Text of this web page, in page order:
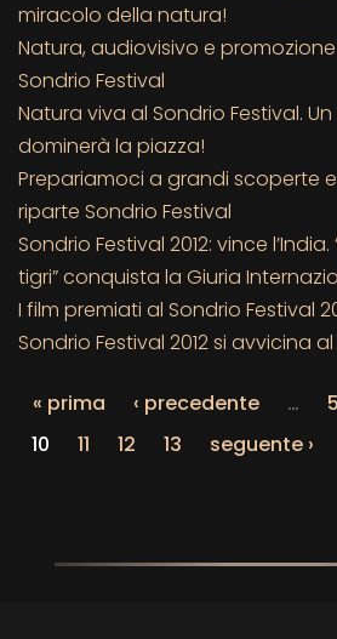
miracolo della natura!
Natura, audiovisivo e
Sondrio Festival
Natura viva al Sondrio Festival.
dominerà la piazza!
Prepariamoci a grandi scoperte
riparte Sondrio Festival
Sondrio Festival 2012: vince
tigri” conquista la Giuria
I film premiati al Sondrio Festival
Sondrio Festival 2012 si avvicina
« prima ‹ precedente … 5
10
11 12 13 seguente ›